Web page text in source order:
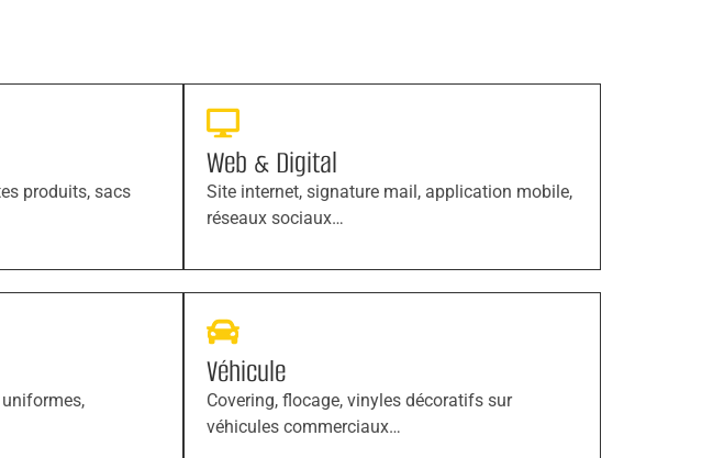
produits, sacs
Web & Digital
Site internet, signature mail, application mobile,
réseaux sociaux…
uniformes,
Véhicule
Covering, flocage, vinyles décoratifs sur
véhicules commerciaux…